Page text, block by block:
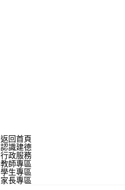
返回首頁
認識建德
行政服務
教師專區
學生專區
家長專區